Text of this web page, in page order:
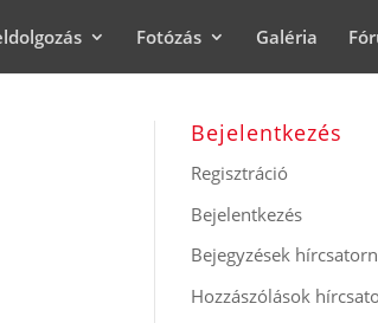
Fotózás Galéria
Bejelentkezés
Regisztráció
Bejelentkezés
Bejegyzések
Hozzászólások